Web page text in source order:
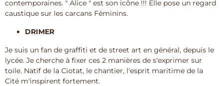
contemporaines. " Alice " est son icône !!! Elle pose un regard
caustique sur les carcans Féminins.
DRIMER
Je suis un fan de graffiti et de street art en général, depuis le
lycée. Je cherche à fixer ces 2 manières de s'exprimer sur
toile. Natif de la Ciotat, le chantier, l'esprit maritime de la
Cité m'inspirent fortement.